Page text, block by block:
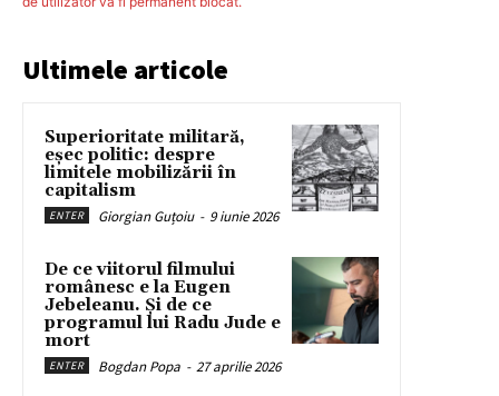
Ultimele articole
Superioritate militară,
eșec politic: despre
limitele mobilizării în
capitalism
ENTER Giorgian Guțoiu - 9 iunie 2026
De ce viitorul filmului
românesc e la Eugen
Jebeleanu. Și de ce
programul lui Radu Jude e
mort
ENTER Bogdan Popa - 27 aprilie 2026